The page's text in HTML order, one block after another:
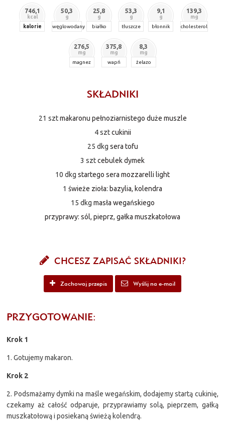
746,1
kcal
kalorie
50,3
g
węglowodany
25,8
g
białko
53,3
g
tłuszcze
9,1
g
błonnik
139,3
mg
cholesterol
276,5
mg
magnez
375,8
mg
wapń
8,3
mg
żelazo
SKŁADNIKI
21 szt makaronu pełnoziarnistego duże muszle
4 szt cukinii
25 dkg sera tofu
3 sztcebulek dymek
10 dkg startego sera mozzarelli light
1 świeże zioła: bazylia, kolendra
15 dkg masła wegańskiego
przyprawy: sól, pieprz, gałka muszkatołowa
CHCESZ ZAPISAĆ SKŁADNIKI?
Zachowaj przepis Wyślij na e-mail
PRZYGOTOWANIE:
Krok 1
1. Gotujemy makaron.
Krok 2
2. Podsmażamy dymki na maśle wegańskim, dodajemy startą cukinię,
czekamy aż całość odparuje, przyprawiamy solą, pieprzem, gałką
muszkatołową i posiekaną świeżą kolendrą.